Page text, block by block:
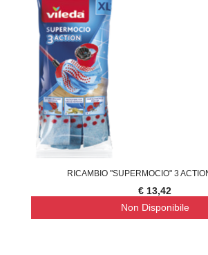
RICAMBIO "SUPERMOCIO" 3
€ 13,42
Non Disponibile